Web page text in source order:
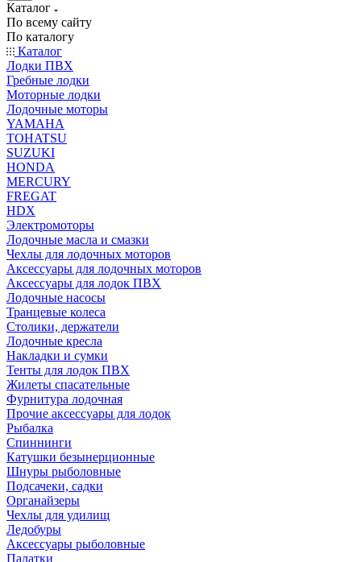
Каталог
По всему сайту
По каталогу
Каталог
Лодки ПВХ
Гребные лодки
Моторные лодки
Лодочные моторы
YAMAHA
TOHATSU
SUZUKI
HONDA
MERCURY
FREGAT
HDX
Электромоторы
Лодочные масла и смазки
Чехлы для лодочных моторов
Аксессуары для лодочных моторов
Аксессуары для лодок ПВХ
Лодочные насосы
Транцевые колеса
Столики, держатели
Лодочные кресла
Накладки и сумки
Тенты для лодок ПВХ
Жилеты спасательные
Фурнитура лодочная
Прочие аксессуары для лодок
Рыбалка
Спиннинги
Катушки безынерционные
Шнуры рыболовные
Подсачеки, садки
Органайзеры
Чехлы для удилищ
Ледобуры
Аксессуары рыболовные
Палатки